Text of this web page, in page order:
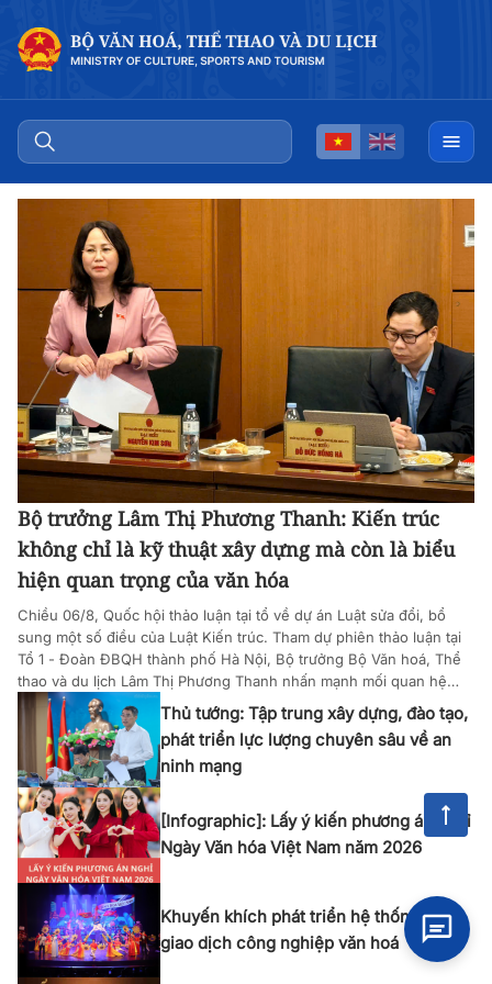
Bộ trưởng Lâm Thị Phương Thanh: Kiến trúc
không chỉ là kỹ thuật xây dựng mà còn là biểu
hiện quan trọng của văn hóa
Chiều 06/8, Quốc hội thảo luận tại tổ về dự án Luật sửa đổi, bổ
sung một số điều của Luật Kiến trúc. Tham dự phiên thảo luận tại
Tổ 1 - Đoàn ĐBQH thành phố Hà Nội, Bộ trưởng Bộ Văn hoá, Thể
thao và du lịch Lâm Thị Phương Thanh nhấn mạnh mối quan hệ
mật thiết giữa Luật Kiến trúc và việc bảo tồn bản sắc văn hóa dân
tộc, theo đó, kiến trúc không chỉ là kỹ thuật xây dựng mà còn là
biểu hiện quan trọng của văn hóa, đòi hỏi sự đồng bộ hóa giữa các
quy định pháp luật để bảo vệ các di sản văn hóa và không gian lịch
sử.
Thủ tướng: Tập trung xây dựng, đào tạo,
phát triển lực lượng chuyên sâu về an
ninh mạng
[Infographic]: Lấy ý kiến phương án nghỉ
Ngày Văn hóa Việt Nam năm 2026
Khuyến khích phát triển hệ thống sàn
giao dịch công nghiệp văn hoá